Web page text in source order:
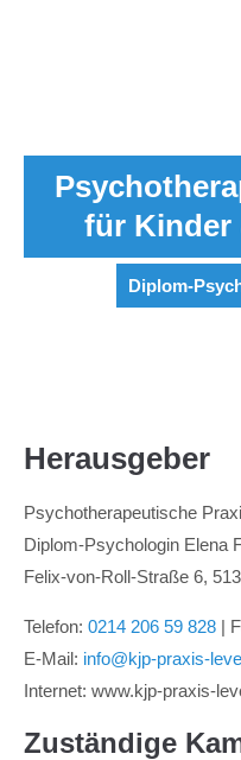
für Kinder
Diplom-
Herausgeber
Psychotherapeutische
Diplom-Psychologin Elena
Felix-von-Roll-Straße 6,
Telefon: 0214 206 59 828 |
E-Mail: info@kjp-praxis-
Internet: www.kjp-praxis-
Zuständige